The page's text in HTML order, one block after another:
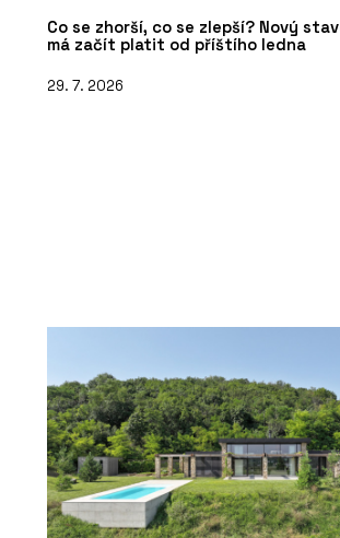
Co se zhorší, co se zlepší? Nový
má začít platit od příštího ledna
29. 7. 2026